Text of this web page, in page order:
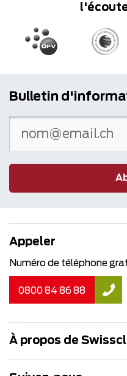
Bulletin
Appeler
Numéro de téléphone
0800 84 86 88
À propos de